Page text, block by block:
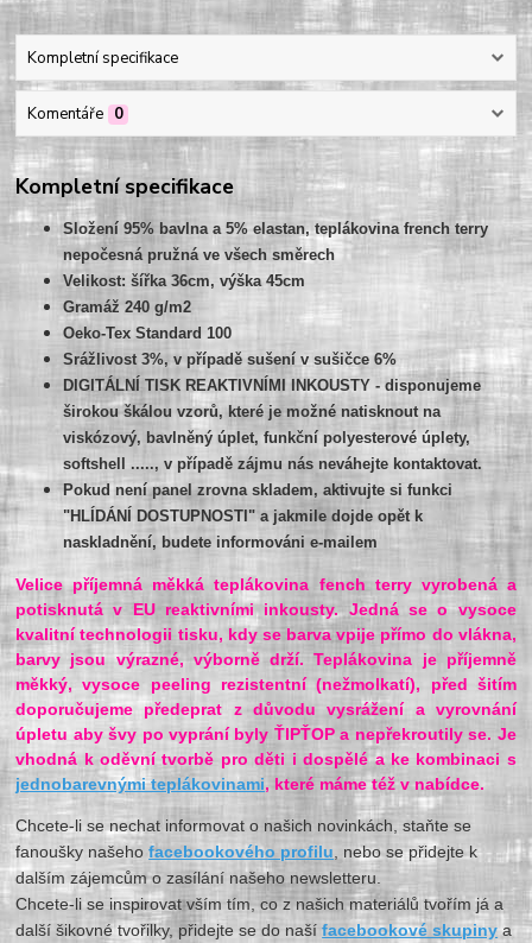
Kompletní specifikace
Komentáře 0
Kompletní specifikace
Složení 95% bavlna a 5% elastan, teplákovina french terry
nepočesná pružná ve všech směrech
Velikost: šířka 36cm, výška 45cm
Gramáž 240 g/m2
Oeko-Tex Standard 100
Srážlivost 3%, v případě sušení v sušičce 6%
DIGITÁLNÍ TISK REAKTIVNÍMI INKOUSTY - disponujeme
širokou škálou vzorů, které je možné natisknout na
viskózový, bavlněný úplet, funkční polyesterové úplety,
softshell ....., v případě zájmu nás neváhejte kontaktovat.
Pokud není panel zrovna skladem, aktivujte si funkci
"HLÍDÁNÍ DOSTUPNOSTI" a jakmile dojde opět k
naskladnění, budete informováni e-mailem
Velice příjemná měkká teplákovina fench terry vyrobená a
potisknutá v EU reaktivními inkousty. Jedná se o vysoce
kvalitní technologii tisku, kdy se barva vpije přímo do vlákna,
barvy jsou výrazné, výborně drží. Teplákovina je příjemně
měkký, vysoce peeling rezistentní (nežmolkatí), před šitím
doporučujeme předeprat z důvodu vysrážení a vyrovnání
úpletu aby švy po vyprání byly ŤIPŤOP a nepřekroutily se. Je
vhodná k oděvní tvorbě pro děti i dospělé a ke kombinaci s
jednobarevnými teplákovinami, které máme též v nabídce.
Chcete-li se nechat informovat o našich novinkách, staňte se
fanoušky našehofacebookového profilu , nebo se přidejte k
dalším zájemcům o zasílání našeho newsletteru.
Chcete-li se inspirovat vším tím, co z našich materiálů tvořím já a
další šikovné tvořilky, přidejte se do našífacebookové skupiny a